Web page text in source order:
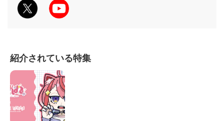
紹介されている特集